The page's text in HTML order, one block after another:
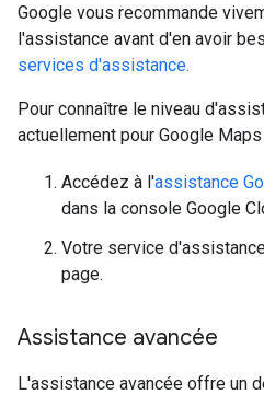
Google vous recommande
l'assistance avant d'en avoir
services d'assistance.
Pour connaître le niveau
actuellement pour Google
Accédez à l'assistance
dans la console Google
Votre service
page.
Assistance avancée
L'assistance avancée offre un